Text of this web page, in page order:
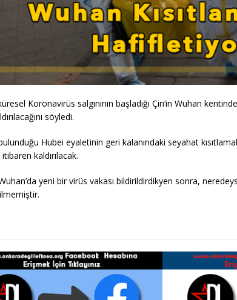
Koronavirüs salgınının başladığı Çin’in Wuhan
söyledi.
Hubei eyaletinin geri kalanındaki seyahat
itibaren kaldırılacak.
yeni bir virüs vakası bildirildirdikyen sonra,